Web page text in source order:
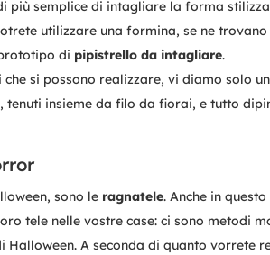
più semplice di intagliare la forma
utilizzare una formina, se ne
di pipistrello da intagliare.
si possono realizzare, vi diamo solo
insieme da filo da fiorai, e tutto
sono le ragnatele. Anche in
tele nelle vostre case: ci sono metodi
A seconda di quanto vorrete